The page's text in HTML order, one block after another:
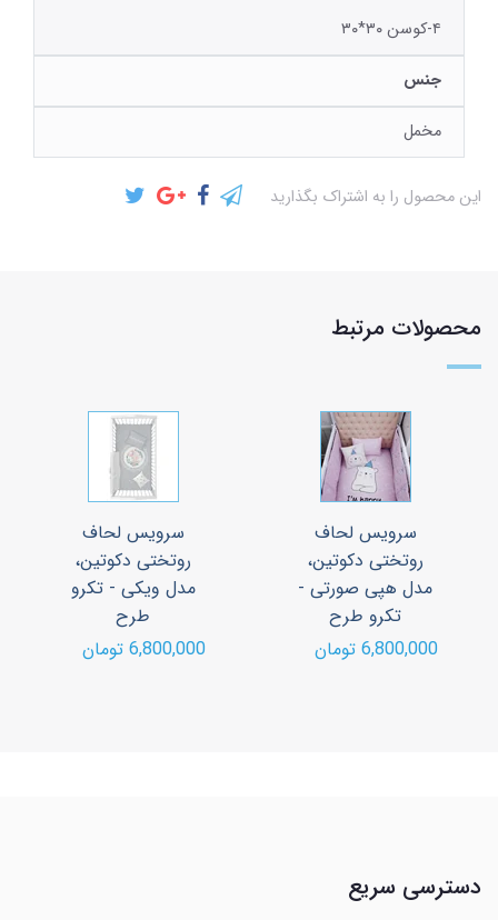
۴-کوسن ۳۰*۳۰
جنس
مخمل
این محصول را به اشتراک بگذارید
محصولات مرتبط
سرویس لحاف
روتختی دکوتین،
مدل هپی صورتی -
تکرو طرح
6,800,000 تومان
سرویس لحاف
روتختی دکوتین،
مدل ویکی - تکرو
طرح
6,800,000 تومان
دسترسی سریع